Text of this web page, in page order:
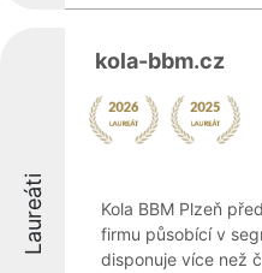
Laureáti
kola-bbm.cz
Kola BBM Plzeň
firmu působící v
disponuje více než